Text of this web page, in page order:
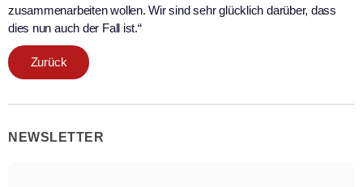
zusammenarbeiten wollen. Wir sind sehr glücklich darüber, dass
dies nun auch der Fall ist.“
Zurück
NEWSLETTER